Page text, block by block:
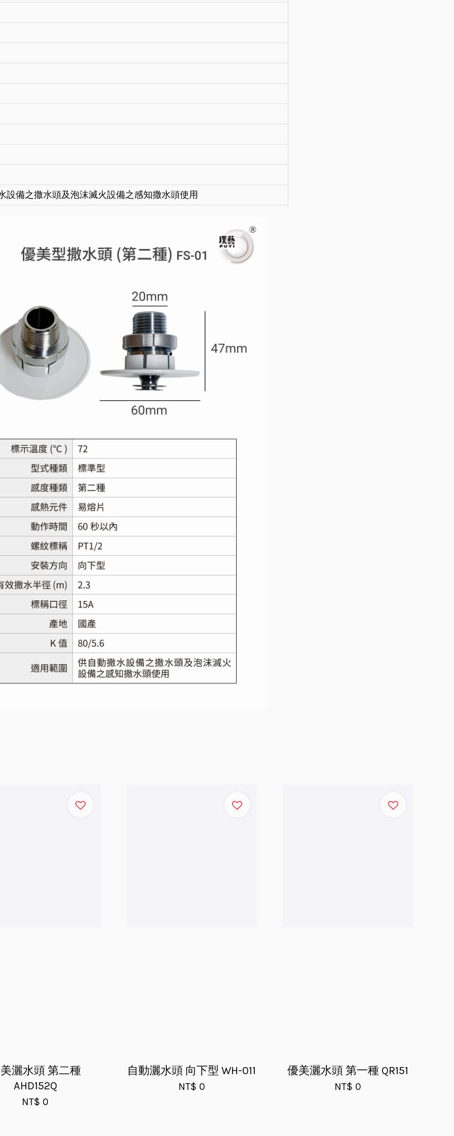
設備之撒水頭及泡沫滅火設備之感知撒水頭使用
灑水頭 第二種
AHD152Q
NT$ 0
自動灑水頭 向下型 WH-011
NT$ 0
優美灑水頭 第一種 QR151
NT$ 0